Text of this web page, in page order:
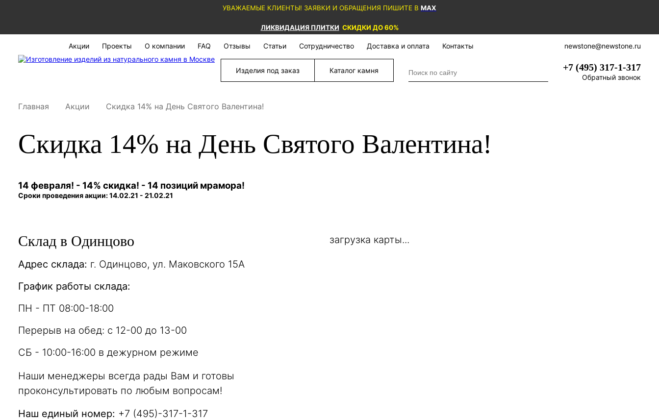
УВАЖАЕМЫЕ КЛИЕНТЫ! ЗАЯВКИ И ОБРАЩЕНИЯ ПИШИТЕ В MAX
ЛИКВИДАЦИЯ ПЛИТКИ СКИДКИ ДО 60%
Акции Проекты О компании FAQ Отзывы Статьи Сотрудничество Доставка и оплата Контакты newstone@newstone.ru
Каталог камня
Изделия под заказ +7 (495) 317-1-317
Обратный звонок
Главная Акции Скидка 14% на День Святого Валентина!
Скидка 14% на День Святого Валентина!
14 февраля! - 14% скидка! - 14 позиций мрамора!
Сроки проведения акции: 14.02.21 - 21.02.21
Склад в Одинцово
Адрес склада: г. Одинцово, ул. Маковского 15А
График работы склада:
ПН - ПТ 08:00-18:00
Перерыв на обед: с 12-00 до 13-00
СБ - 10:00-16:00 в дежурном режиме
Наши менеджеры всегда рады Вам и готовы
проконсультировать по любым вопросам!
Наш единый номер: +7 (495)-317-1-317
загрузка карты...